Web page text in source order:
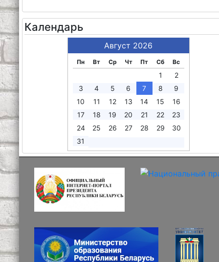
Календарь
Август 2026
Пн Вт Ср Чт Пт Сб Вс
1
2
3
4 5 6 7 8
9
10
11 12 13 14 15
16
17
18 19 20 21 22
23
24
25 26 27 28 29
30
31